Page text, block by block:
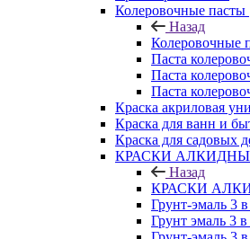
Колеровочные пасты
Назад
Колеровочные
Паста
Паста
Паста
Краска акриловая
Краска для ванн и
Краска для садовых
КРАСКИ
Назад
КРАСКИ
Грунт-эмаль 3
Грунт эмаль